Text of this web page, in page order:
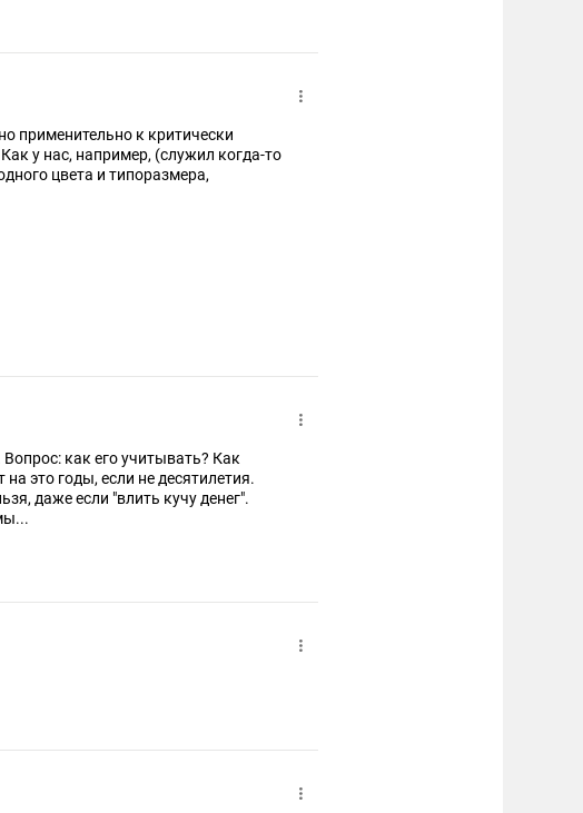
применительно к критически
у нас, например, (служил когда-то
цвета и типоразмера,
как его учитывать? Как
это годы, если не десятилетия.
даже если "влить кучу денег".